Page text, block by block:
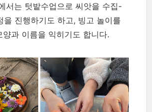
서는 텃밭수업으로 씨앗을 수집-
을 진행하기도 하고, 빙고 놀이를
과 이름을 익히기도 합니다.